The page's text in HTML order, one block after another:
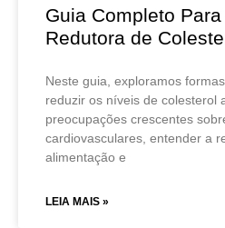
Guia Completo
Redutora de
Neste guia, exploramos
reduzir os níveis de colesterol
preocupações crescentes
cardiovasculares, entender a
alimentação e
LEIA MAIS »